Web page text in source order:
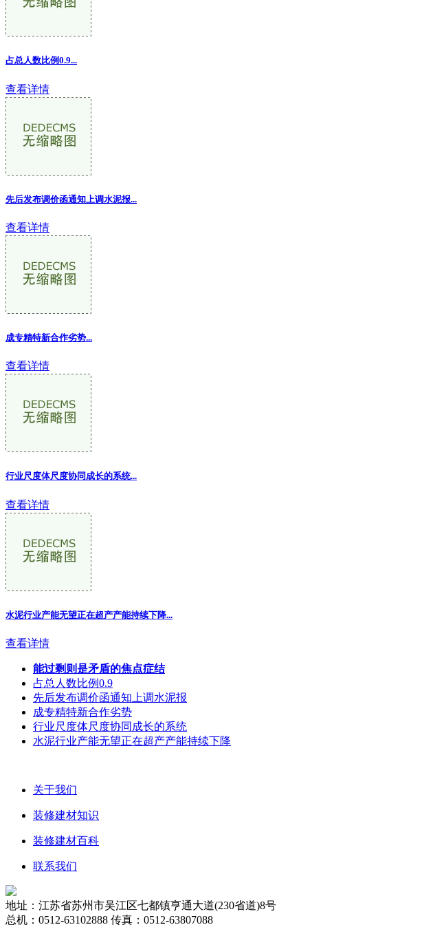
占总人数比例0.9...
查看详情
先后发布调价函通知上调水泥报...
查看详情
成专精特新合作劣势...
查看详情
行业尺度体尺度协同成长的系统...
查看详情
水泥行业产能无望正在超产产能持续下降...
查看详情
能过剩则是矛盾的焦点症结
占总人数比例0.9
先后发布调价函通知上调水泥报
成专精特新合作劣势
行业尺度体尺度协同成长的系统
水泥行业产能无望正在超产产能持续下降
关于我们
装修建材知识
装修建材百科
联系我们
地址：江苏省苏州市吴江区七都镇亨通大道(230省道)8号
总机：0512-63102888 传真：0512-63807088